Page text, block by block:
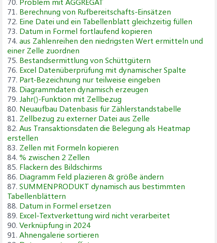
71. Berechnung von Rufbereitschafts-Einsätzen
72. Eine Datei und ein Tabellenblatt gleichzeitig füllen
73. Datum in Formel fortlaufend kopieren
74. aus Zahlenreihen den niedrigsten Wert ermitteln und
einer Zelle zuordnen
75. Bestandsermittlung von Schüttgütern
76. Excel Datenüberprüfung mit dynamischer Spalte
77. Part-Bezeichnung nur teilweise eingeben
78. Diagrammdaten dynamisch erzeugen
79. Jahr()-Funktion mit Zellbezug
80. Neuaufbau Datenbasis für Zählerstandstabelle
81. Zellbezug zu externer Datei aus Zelle
82. Aus Transaktionsdaten die Belegung als Heatmap
erstellen
83. Zellen mit Formeln kopieren
84. % zwischen 2 Zellen
85. Flackern des Bildschirms
86. Diagramm Feld plazieren & größe ändern
87. SUMMENPRODUKT dynamisch aus bestimmten
Tabellenblättern
88. Datum in Formel ersetzen
89. Excel-Textverkettung wird nicht verarbeitet
90. Verknüpfung in 2024
91. Ahnengalerie sortieren